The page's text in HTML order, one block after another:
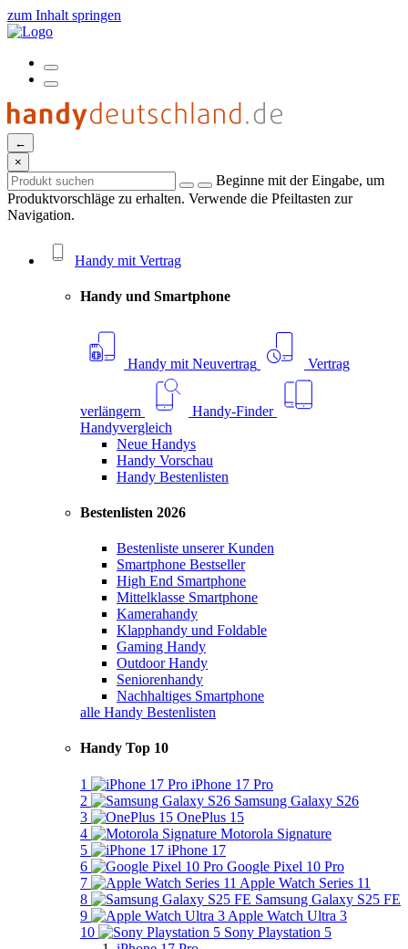
zum Inhalt springen
←
×
Beginne mit der Eingabe, um
Produktvorschläge zu erhalten. Verwende die Pfeiltasten zur
Navigation.
Handy mit Vertrag
Handy und Smartphone
Handy mit Neuvertrag Vertrag
verlängern
Handy-Finder
Handyvergleich
Neue Handys
Handy Vorschau
Handy Bestenlisten
Bestenlisten 2026
Bestenliste unserer Kunden
Smartphone Bestseller
High End Smartphone
Mittelklasse Smartphone
Kamerahandy
Klapphandy und Foldable
Gaming Handy
Outdoor Handy
Seniorenhandy
Nachhaltiges Smartphone
alle Handy Bestenlisten
Handy Top 10
1
iPhone 17 Pro
2
Samsung Galaxy S26
3
OnePlus 15
4
Motorola Signature
5
iPhone 17
6
Google Pixel 10 Pro
7
Apple Watch Series 11
8
Samsung Galaxy S25 FE
9
Apple Watch Ultra 3
10
Sony Playstation 5